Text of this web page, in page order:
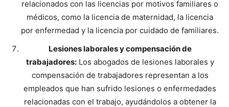
relacionados con las licencias por motivos familiares o
médicos, como la licencia de maternidad, la licencia
por enfermedad y la licencia por cuidado de familiares.
Lesiones laborales y compensación de
trabajadores:Los abogados de lesiones laborales y
compensación de trabajadores representan a los
empleados que han sufrido lesiones o enfermedades
relacionadas con el trabajo, ayudándolos a obtener la